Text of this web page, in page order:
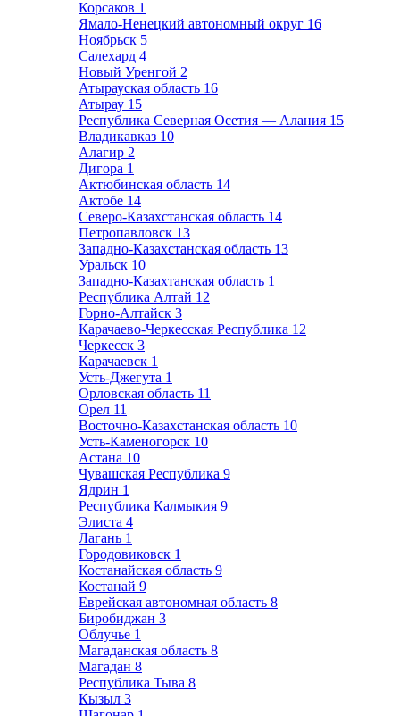
Корсаков 1
Ямало-Ненецкий автономный округ 16
Ноябрьск 5
Салехард 4
Новый Уренгой 2
Атырауская область 16
Атырау 15
Республика Северная Осетия — Алания 15
Владикавказ 10
Алагир 2
Дигора 1
Актюбинская область 14
Актобе 14
Северо-Казахстанская область 14
Петропавловск 13
Западно-Казахстанская область 13
Уральск 10
Западно-Казахтанская область 1
Республика Алтай 12
Горно-Алтайск 3
Карачаево-Черкесская Республика 12
Черкесск 3
Карачаевск 1
Усть-Джегута 1
Орловская область 11
Орел 11
Восточно-Казахстанская область 10
Усть-Каменогорск 10
Астана 10
Чувашская Республика 9
Ядрин 1
Республика Калмыкия 9
Элиста 4
Лагань 1
Городовиковск 1
Костанайская область 9
Костанай 9
Еврейская автономная область 8
Биробиджан 3
Облучье 1
Магаданская область 8
Магадан 8
Республика Тыва 8
Кызыл 3